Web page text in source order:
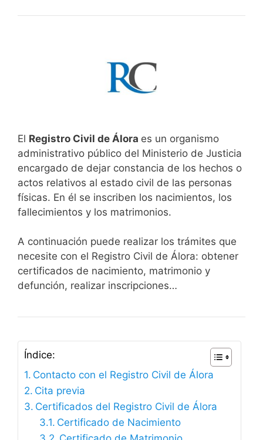
El Registro Civil de Álora es un organismo
administrativo público del Ministerio de Justicia
encargado de dejar constancia de los hechos o
actos relativos al estado civil de las personas
físicas. En él se inscriben los nacimientos, los
fallecimientos y los matrimonios.
A continuación puede realizar los trámites que
necesite con el Registro Civil de Álora: obtener
certificados de nacimiento, matrimonio y
defunción, realizar inscripciones…
Índice:
Contacto con el Registro Civil de Álora
Cita previa
Certificados del Registro Civil de Álora
Certificado de Nacimiento